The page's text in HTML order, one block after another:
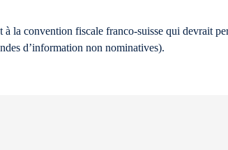
la convention fiscale franco-suisse qui devrait
d’information non nominatives).